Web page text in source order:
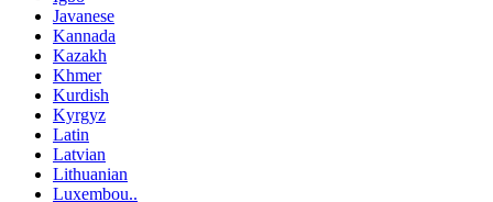
Javanese
Kannada
Kazakh
Khmer
Kurdish
Kyrgyz
Latin
Latvian
Lithuanian
Luxembou..